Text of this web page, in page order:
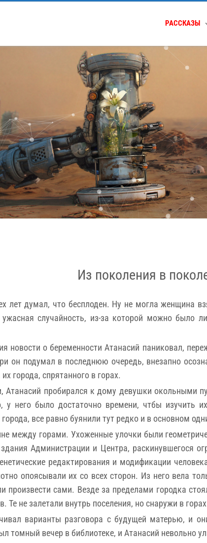
РАССКАЗЫ
Из поколения в
лет думал, что бесплоден. Ну не могла женщина
случайность, из-за которой можно было
новости о беременности Атанасий паниковал,
он подумал в последнюю очередь, внезапно
города, спрятанного в горах.
Атанасий пробирался к дому девушки окольными
у него было достаточно времени, чтбы изучить
все равно буянили тут редко и в основном
между горами. Ухоженные улочки были
Администрации и Центра, раскинувшегося
редактирования и модификации
опоясывали их со всех сторон. Из него вела
произвести сами. Везде за пределами городка
Те не залетали внутрь поселения, но снаружи в
варианты разговора с будущей матерью, и
томный вечер в библиотеке, и Атанасий невольно